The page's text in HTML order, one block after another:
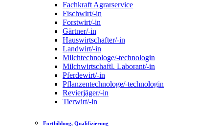
Fachkraft Agrarservice
Fischwirt/-in
Forstwirt/-in
Gärtner/-in
Hauswirtschafter/-in
Landwirt/-in
Milchtechnologe/-technologin
Milchwirtschaftl. Laborant/-in
Pferdewirt/-in
Pflanzentechnologe/-technologin
Revierjäger/-in
Tierwirt/-in
Fortbildung, Qualifizierung